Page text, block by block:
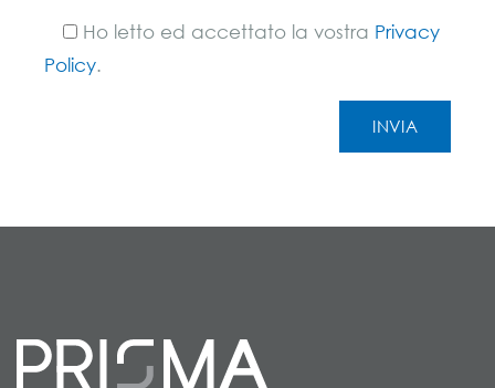
Ho letto ed accettato la vostra Privacy
Policy.